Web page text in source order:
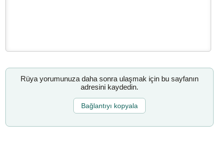
Rüya yorumunuza daha sonra ulaşmak için bu sayfanın
adresini kaydedin.
Bağlantıyı kopyala